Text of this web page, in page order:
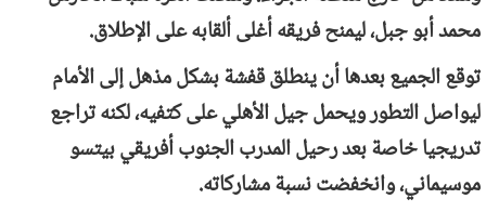
محمد أبو جبل، ليمنح فريقه أغلى ألقابه على الإطلاق.
توقع الجميع بعدها أن ينطلق قفشة بشكل مذهل إلى الأمام
ليواصل التطور ويحمل جيل الأهلي على كتفيه، لكنه تراجع
تدريجيا خاصة بعد رحيل المدرب الجنوب أفريقي بيتسو
موسيماني، وانخفضت نسبة مشاركاته.